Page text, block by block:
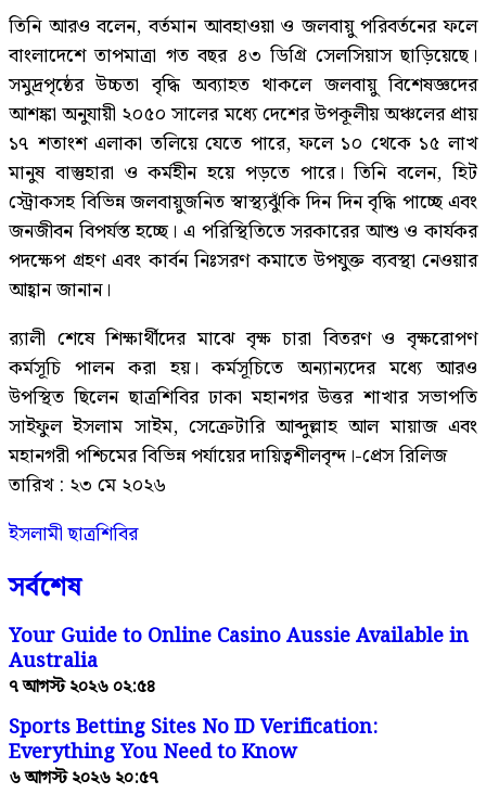
তিনি আরও বলেন, বর্তমান আবহাওয়া ও জলবায়ু পরিবর্তনের ফলে
বাংলাদেশে তাপমাত্রা গত বছর ৪৩ ডিগ্রি সেলসিয়াস ছাড়িয়েছে।
সমুদ্রপৃষ্ঠের উচ্চতা বৃদ্ধি অব্যাহত থাকলে জলবায়ু বিশেষজ্ঞদের
আশঙ্কা অনুযায়ী ২০৫০ সালের মধ্যে দেশের উপকূলীয় অঞ্চলের প্রায়
১৭ শতাংশ এলাকা তলিয়ে যেতে পারে, ফলে ১০ থেকে ১৫ লাখ
মানুষ বাস্তুহারা ও কর্মহীন হয়ে পড়তে পারে। তিনি বলেন, হিট
স্ট্রোকসহ বিভিন্ন জলবায়ুজনিত স্বাস্থ্যঝুঁকি দিন দিন বৃদ্ধি পাচ্ছে এবং
জনজীবন বিপর্যস্ত হচ্ছে। এ পরিস্থিতিতে সরকারের আশু ও কার্যকর
পদক্ষেপ গ্রহণ এবং কার্বন নিঃসরণ কমাতে উপযুক্ত ব্যবস্থা নেওয়ার
আহ্বান জানান।
র‍্যালী শেষে শিক্ষার্থীদের মাঝে বৃক্ষ চারা বিতরণ ও বৃক্ষরোপণ
কর্মসূচি পালন করা হয়। কর্মসূচিতে অন্যান্যদের মধ্যে আরও
উপস্থিত ছিলেন ছাত্রশিবির ঢাকা মহানগর উত্তর শাখার সভাপতি
সাইফুল ইসলাম সাইম, সেক্রেটারি আব্দুল্লাহ আল মায়াজ এবং
মহানগরী পশ্চিমের বিভিন্ন পর্যায়ের দায়িত্বশীলবৃন্দ।-প্রেস রিলিজ
তারিখ : ২৩ মে ২০২৬
ইসলামী ছাত্রশিবির
সর্বশেষ
Your Guide to Online Casino Aussie Available in
Australia
৭ আগস্ট ২০২৬ ০২:৫৪
Sports Betting Sites No ID Verification:
Everything You Need to Know
৬ আগস্ট ২০২৬ ২০:৫৭